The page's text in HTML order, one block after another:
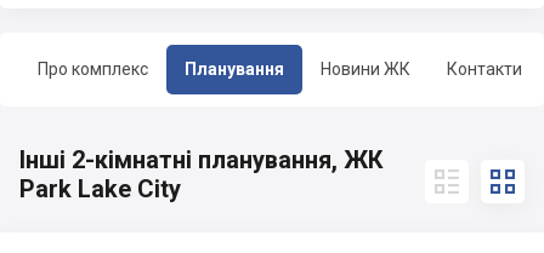
Про комплекс Планування Новини ЖК Контакти
Інші 2-кімнатні планування, ЖК
Park Lake City
 